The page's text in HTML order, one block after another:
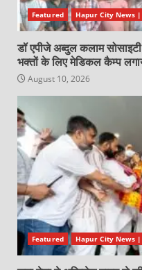
Featured Hapur City News ||
डॉ एपीजे अब्दुल कलाम
भक्तों के लिए मेडिकल कैम्प
August 10, 2026
Featured Hapur City News ||